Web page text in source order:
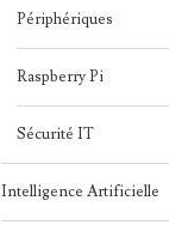
Périphériques
Raspberry Pi
Sécurité IT
Intelligence Artificielle